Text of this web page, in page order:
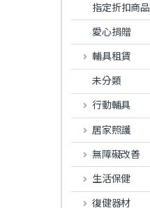
指定折扣商品
愛心捐贈
輔具租賃
未分類
行動輔具
居家照護
無障礙改善
生活保健
復健器材